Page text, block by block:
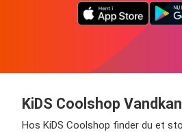
KiDS Coolshop
Hos KiDS Coolshop finder du et